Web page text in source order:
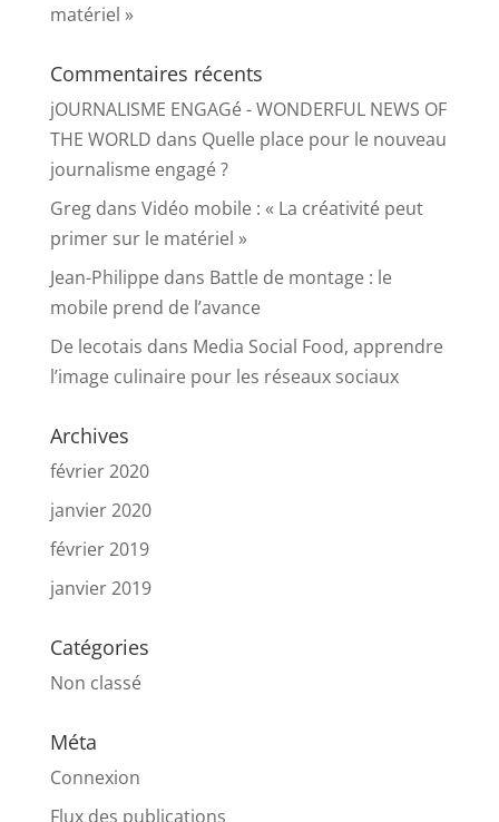
matériel »
Commentaires récents
jOURNALISME ENGAGé - WONDERFUL NEWS OF
THE WORLD dans Quelle place pour le nouveau
journalisme engagé ?
Gregdans Vidéo mobile : « La créativité peut
primer sur le matériel »
Jean-Philippedans Battle de montage : le
mobile prend de l’avance
De lecotais dans Media Social Food, apprendre
l’image culinaire pour les réseaux sociaux
Archives
février 2020
janvier 2020
février 2019
janvier 2019
Catégories
Non classé
Méta
Connexion
Flux des publications